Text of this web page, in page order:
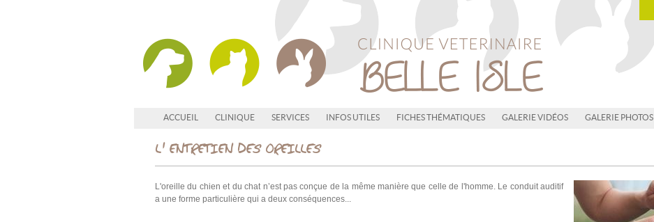
ACCUEIL CLINIQUE SERVICES INFOS UTILES FICHES THÉMATIQUES GALERIE VIDÉOS GALERIE PHOTOS
L' ENTRETIEN DES OREILLES
L'oreille du chien et du chat n’est pas conçue de la même manière que celle de l'homme. Le conduit auditif
a une forme particulière qui a deux conséquences...